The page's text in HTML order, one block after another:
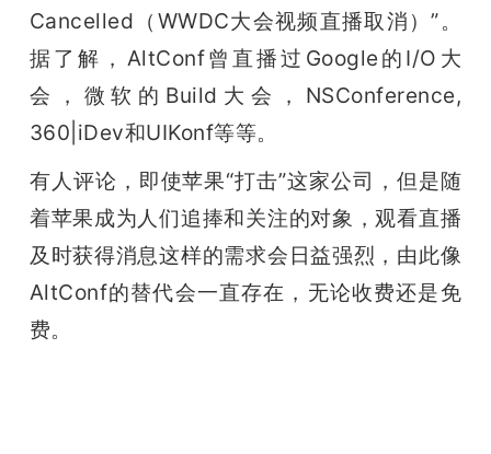
Cancelled（WWDC大会视频直播取消）”。
据了解， AltConf曾直播过Google的I/O大
会，微软的Build大会，NSConference,
360|iDev和UIKonf等等。
有人评论，即使苹果“打击”这家公司，但是随
着苹果成为人们追捧和关注的对象，观看直播
及时获得消息这样的需求会日益强烈，由此像
AltConf的替代会一直存在，无论收费还是免
费。